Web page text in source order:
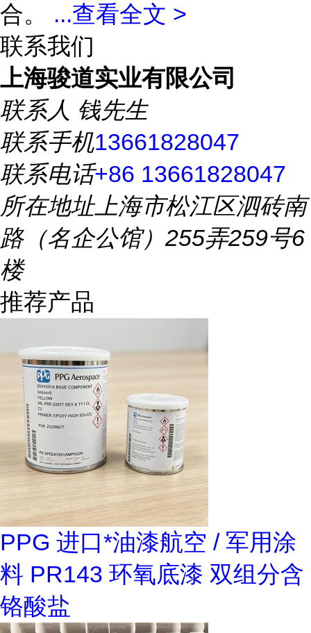
合。 ...查看全文 >
联系我们
上海骏道实业有限公司
联系人 钱先生
联系手机13661828047
联系电话+86 13661828047
所在地址上海市松江区泗砖南
路（名企公馆）255弄259号6
楼
推荐产品
PPG 进口*油漆航空 / 军用涂
料 PR143 环氧底漆 双组分含
铬酸盐